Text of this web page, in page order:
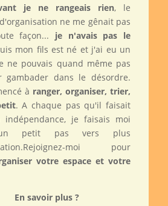
je ne rangeais rien, le
ne me gênait pas
façon... je n'avais pas le
mon fils est né et j'ai eu un
ne pouvais quand même pas
gambader dans le désordre.
à ranger, organiser, trier,
. A chaque pas qu'il faisait
indépendance, je faisais moi
petit pas vers plus
moi pour
votre espace et votre
En savoir plus ?